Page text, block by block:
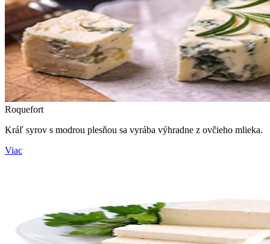
Roquefort
Kráľ syrov s modrou plesňou sa vyrába výhradne z ovčieho mlieka.
Viac